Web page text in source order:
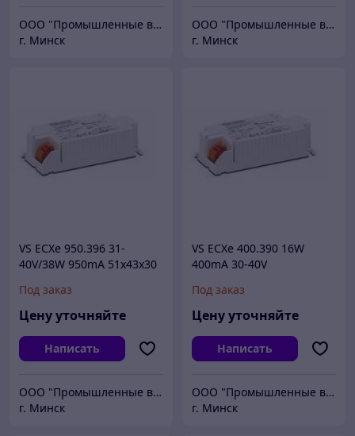
ООО "Промышленные вентиляторы и компоненты"
г. Минск
ООО "Промышленные вентиляторы и компоненты"
г. Минск
VS ECXe 950.396 31-
40V/38W 950mA 51x43x30
светодиодов
Под заказ
Цену уточняйте
Написать
ООО "Промышленные вентиляторы и компоненты"
г. Минск
VS ECXe 400.390 16W
400mA 30-40V
Под заказ
Цену уточняйте
Написать
ООО "Промышленные вентиляторы и компоненты"
г. Минск